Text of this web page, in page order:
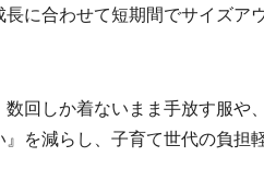
に合わせて短期間でサイズア
回しか着ないまま手放す服や
を減らし、子育て世代の負担